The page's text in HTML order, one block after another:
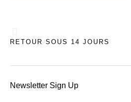
RETOUR SOUS 14 JOURS
Newsletter Sign Up